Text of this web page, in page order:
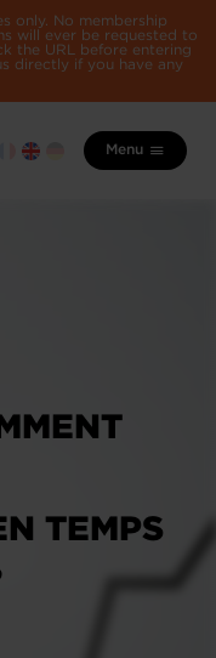
only. No membership
will ever be requested to
the URL before entering
directly if you have any
Menu
TEMPS